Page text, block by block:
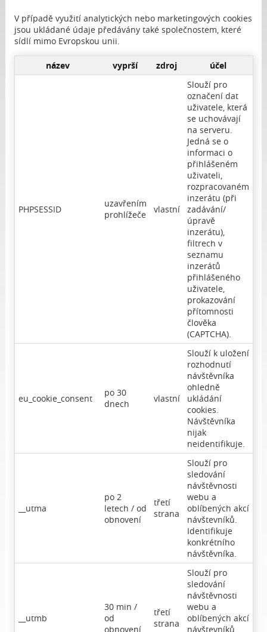
V případě využití analytických nebo marketingových cookies
jsou ukládané údaje předávány také společnostem, které
sídlí mimo Evropskou unii.
název vyprší zdroj účel
PHPSESSID
uzavřením
prohlížeče
vlastní
Slouží pro
označení dat
uživatele, která
se uchovávají
na serveru.
Jedná se o
informaci o
přihlášeném
uživateli,
rozpracovaném
inzerátu (při
zadávání/
úpravě
inzerátu),
filtrech v
seznamu
inzerátů
přihlášeného
uživatele,
prokazování
přítomnosti
člověka
(CAPTCHA).
eu_cookie_consent
po 30
dnech
vlastní
Slouží k uložení
rozhodnutí
návštěvníka
ohledně
ukládání
cookies.
Návštěvníka
nijak
neidentifikuje.
__utma
po 2
letech / od
obnovení
třetí
strana
Slouží pro
sledování
návštěvnosti
webu a
oblíbených akcí
návštevníků.
Identifikuje
konkrétního
návštěvníka.
__utmb
30 min /
od
obnovení
třetí
strana
Slouží pro
sledování
návštěvnosti
webu a
oblíbených akcí
návštevníků.